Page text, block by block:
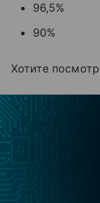
96,5%
90%
Хотите